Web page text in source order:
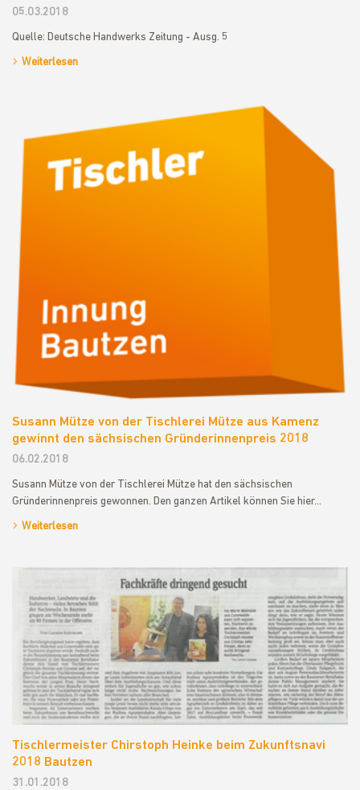
05.03.2018
Quelle: Deutsche Handwerks Zeitung - Ausg. 5
Weiterlesen
Susann Mütze von der Tischlerei Mütze aus Kamenz
gewinnt den sächsischen Gründerinnenpreis 2018
06.02.2018
Susann Mütze von der Tischlerei Mütze hat den sächsischen
Gründerinnenpreis gewonnen. Den ganzen Artikel können Sie hier…
Weiterlesen
Tischlermeister Chirstoph Heinke beim Zukunftsnavi
2018 Bautzen
31.01.2018